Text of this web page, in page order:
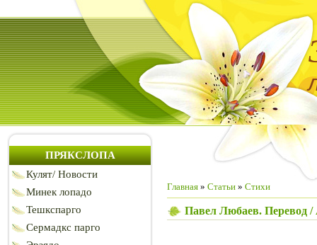
ПРЯКСЛОПА
Кулят/ Новости
Минек лопадо
Тешкспарго
Сермадкс парго
Главная » Статьи » Стихи
Павел Любаев. Перевод